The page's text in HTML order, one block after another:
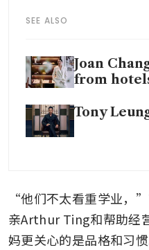
SEE ALSO
Joan
from
Tony
“他们不太看重学业，
亲Arthur Ting和帮助经
妈更关心的是品格和习